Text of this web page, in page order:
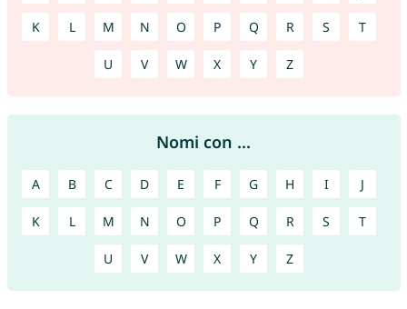
K L M N O P Q R S T
U V W X Y Z
Nomi con ...
A B C D E F G H I J
K L M N O P Q R S T
U V W X Y Z